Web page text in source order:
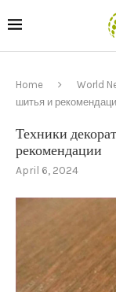
Home World
шитья и
Техники
рекомендации
April 6, 2024